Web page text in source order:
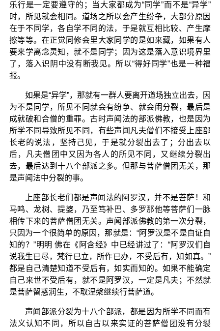
乐行是一定要遵守的；当大家都成为“同学”而不是“异学”
时，所见就会相同。道场之所以会产生纷争，大部分原因
在于不同学，各自学不同的法，于是就互相比较、产生摩
擦等等。在正觉同修会里大家同学的是如来藏，如果有人
要来学离念灵知，就不是同学；因为这是落入意识境界里
了，落入识阴中没有断我见。所以“得好同学”也是一种福
报。
如果是“异学”，那就有一群人要离开道场独立出去，因
为不是同学，所见不同就会有纷争、就会闹分裂，最后是
成就破和合僧的重罪。古时声闻法的部派佛教，也是因为
所学不同导致所见不同，有些声闻凡夫僧们不接受上座部
长老的说法，坚持己见，于是就分裂出去了；分出去以
后，凡夫僧团中又因为各人的所见不同，又继续分裂出
去，最后达到十八个部派之多。但那与菩萨僧团无关，那
是声闻法中分裂的事。
上座部长老们都是声闻法的阿罗汉，并不是菩萨！和
马鸣、龙树、提婆，乃至笃补巴、多罗那他等菩萨们一脉
相传下来的菩萨僧团无关。声闻部派佛教的第一次分裂，
只因为一个很简单的原因，那就是：“阿罗汉是不是自证自
知的？”明明 佛在《阿含经》中已经讲过了：“阿罗汉们自
说我生已尽，梵行已立，所作已办，不受后有，知如真。”
都是自己清楚知道不受后有，如实而知的。如果不能确定
自己来世不受后有，就不是阿罗汉，一定是凡夫；不然就
是菩萨留惑润生，不取涅槃继续行菩萨道。
声闻部派分裂为十八个部派，都是因为所学不同而有
法义认知不同，所以自古以来实证的菩萨僧团没有分裂